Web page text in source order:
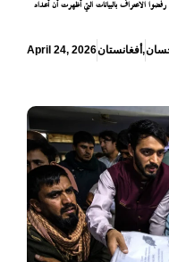
الاعتراف بالبيانات التي أظهرت أن أعداد
April 24, 2026أفغانستان,